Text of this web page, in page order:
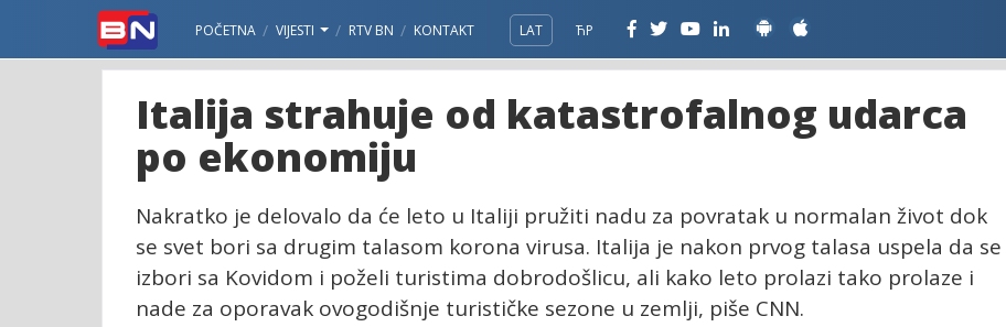
POČETNA VIJESTI RTV BN KONTAKT LAT ЋР
Italija strahuje od katastrofalnog udarca
po ekonomiju
Nakratko je delovalo da će leto u Italiji pružiti nadu za povratak u normalan život dok
se svet bori sa drugim talasom korona virusa. Italija je nakon prvog talasa uspela da se
izbori sa Kovidom i poželi turistima dobrodošlicu, ali kako leto prolazi tako prolaze i
nade za oporavak ovogodišnje turističke sezone u zemlji, piše CNN.